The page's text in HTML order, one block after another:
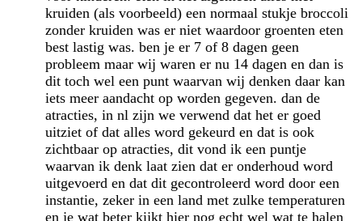
kruiden (als voorbeeld) een normaal stukje broccoli
zonder kruiden was er niet waardoor groenten eten
best lastig was. ben je er 7 of 8 dagen geen
probleem maar wij waren er nu 14 dagen en dan is
dit toch wel een punt waarvan wij denken daar kan
iets meer aandacht op worden gegeven. dan de
atracties, in nl zijn we verwend dat het er goed
uitziet of dat alles word gekeurd en dat is ook
zichtbaar op atracties, dit vond ik een puntje
waarvan ik denk laat zien dat er onderhoud word
uitgevoerd en dat dit gecontroleerd word door een
instantie, zeker in een land met zulke temperaturen
en je wat beter kijkt hier nog echt wel wat te halen